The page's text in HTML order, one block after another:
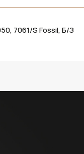
7061/S Fossil, Б/З